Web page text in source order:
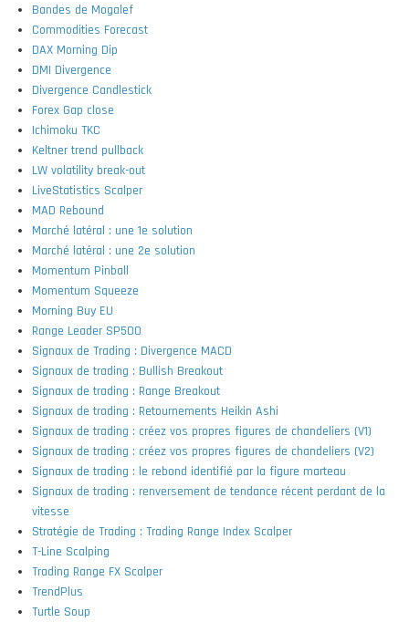
Bandes de Mogalef
Commodities Forecast
DAX Morning Dip
DMI Divergence
Divergence Candlestick
Forex Gap close
Ichimoku TKC
Keltner trend pullback
LW volatility break-out
LiveStatistics Scalper
MAD Rebound
Marché latéral : une 1e solution
Marché latéral : une 2e solution
Momentum Pinball
Momentum Squeeze
Morning Buy EU
Range Leader SP500
Signaux de Trading : Divergence MACD
Signaux de trading : Bullish Breakout
Signaux de trading : Range Breakout
Signaux de trading : Retournements Heikin Ashi
Signaux de trading : créez vos propres figures de chandeliers (V1)
Signaux de trading : créez vos propres figures de chandeliers (V2)
Signaux de trading : le rebond identifié par la figure marteau
Signaux de trading : renversement de tendance récent perdant de la
vitesse
Stratégie de Trading : Trading Range Index Scalper
T-Line Scalping
Trading Range FX Scalper
TrendPlus
Turtle Soup